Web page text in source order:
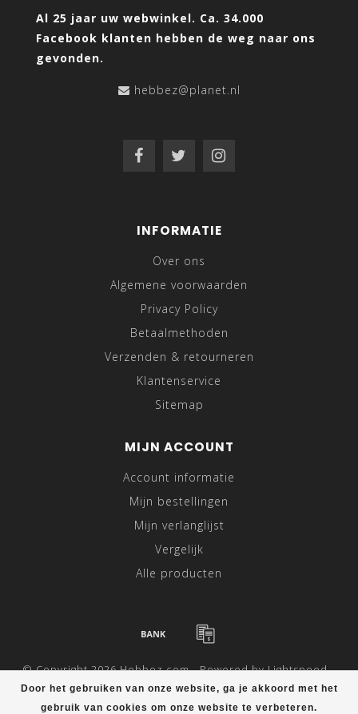
Door het gebruiken van onze website, ga je akkoord met het
gebruik van cookies om onze website te verbeteren.
Al 25 jaar uw webwinkel. Ca. 34.000
Facebook klanten hebben de weg naar ons
gevonden.
hebbez@planet.nl
INFORMATIE
Over ons
Algemene voorwaarden
Privacy Policy
Betaalmethoden
Verzenden & retourneren
Klantenservice
Sitemap
MIJN ACCOUNT
Account informatie
Mijn bestellingen
Mijn verlanglijst
Vergelijk
Alle producten
© Copyright 2026 Hebbez.com - Powered byLightspeed-
Theme byDyvelopment